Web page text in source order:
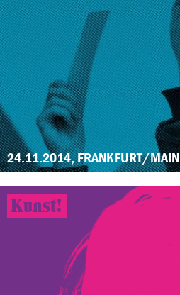
24.11.2014, FRANKFURT/MAIN
Kunst!